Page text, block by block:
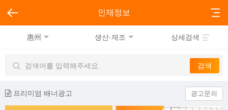
인재정보
惠州 생산·제조 상세검색
프리미엄 배너광고 광고문의